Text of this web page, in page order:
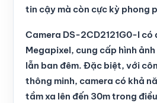
tin cậy mà còn cực kỳ phong
Camera DS-2CD2121G0-I có
Megapixel, cung cấp hình
lẫn ban đêm. Đặc biệt, với
thông minh, camera có khả
tầm xa lên đến 30m trong